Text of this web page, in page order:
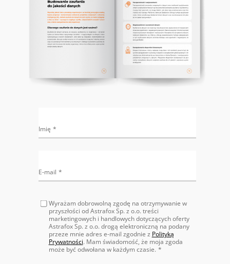
Imię
E-mail
Wyrażam dobrowolną zgodę na otrzymywanie w
przyszłości od Astrafox Sp. z o.o. treści
marketingowych i handlowych dotyczących oferty
Astrafox Sp. z o.o. drogą elektroniczną na podany
przeze mnie adres e-mail zgodnie z Polityką
Prywatności. Mam świadomość, że moja zgoda
może być odwołana w każdym czasie.